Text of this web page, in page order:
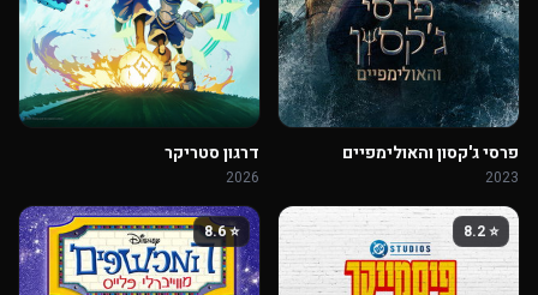
פרסי ג'קסון והאולימפיים
2023
דרגון סטריקר
2026
⭐ 8.2
⭐ 8.6